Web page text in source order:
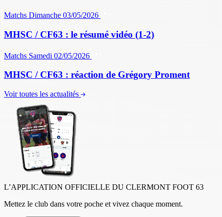
Matchs Dimanche 03/05/2026
MHSC / CF63 : le résumé vidéo (1-2)
Matchs Samedi 02/05/2026
MHSC / CF63 : réaction de Grégory Proment
Voir toutes les actualités
L’APPLICATION OFFICIELLE DU CLERMONT FOOT 63
Mettez le club dans votre poche et vivez chaque moment.